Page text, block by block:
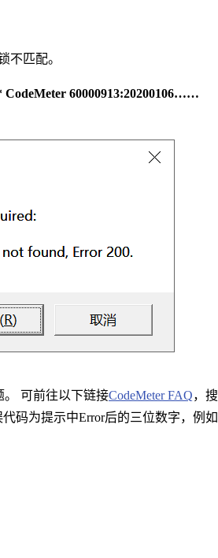
不匹配。
CodeMeter 60000913:20200106……
。 可前往以下链接CodeMeter FAQ，搜
码为提示中Error后的三位数字，例如